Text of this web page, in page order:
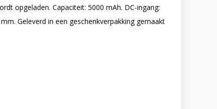
opgeladen. Capaciteit: 5000 mAh. DC-ingang:
Geleverd in een geschenkverpakking gemaakt